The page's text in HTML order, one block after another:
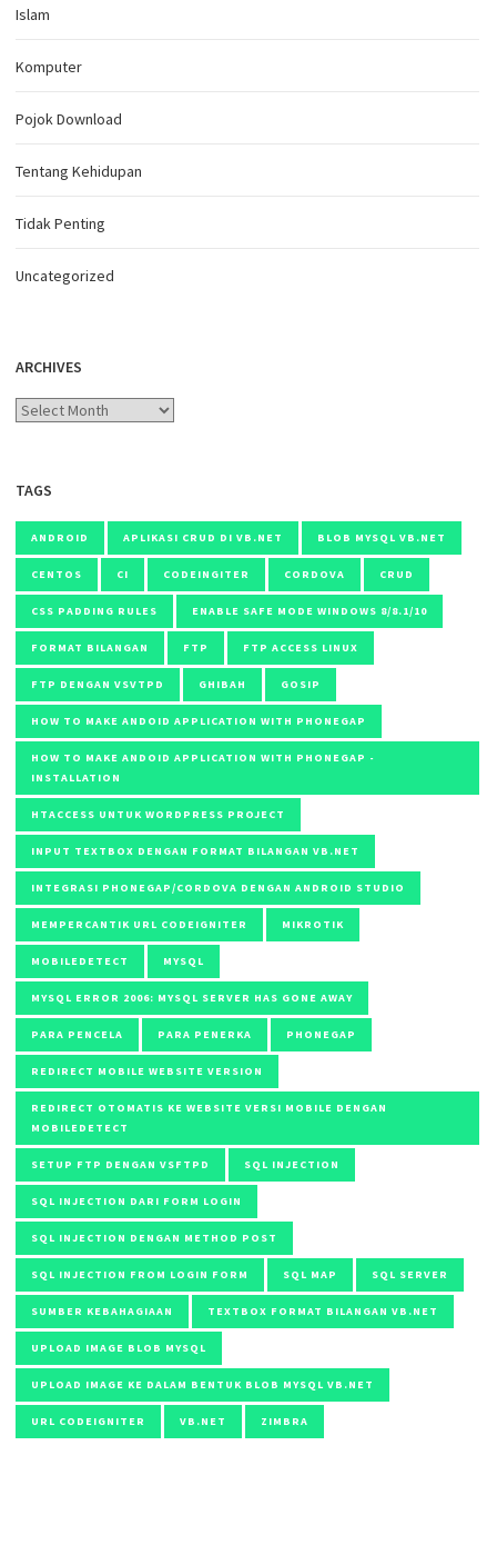
Islam
Komputer
Pojok Download
Tentang Kehidupan
Tidak Penting
Uncategorized
ARCHIVES
Archives
TAGS
ANDROID APLIKASI CRUD DI VB.NET BLOB MYSQL VB.NET
CENTOS CI CODEINGITER CORDOVA CRUD
CSS PADDING RULES ENABLE SAFE MODE WINDOWS 8/8.1/10
FORMAT BILANGAN FTP FTP ACCESS LINUX
FTP DENGAN VSVTPD GHIBAH GOSIP
HOW TO MAKE ANDOID APPLICATION WITH PHONEGAP
HOW TO MAKE ANDOID APPLICATION WITH PHONEGAP -
INSTALLATION
HTACCESS UNTUK WORDPRESS PROJECT
INPUT TEXTBOX DENGAN FORMAT BILANGAN VB.NET
INTEGRASI PHONEGAP/CORDOVA DENGAN ANDROID STUDIO
MEMPERCANTIK URL CODEIGNITER MIKROTIK
MOBILEDETECT MYSQL
MYSQL ERROR 2006: MYSQL SERVER HAS GONE AWAY
PARA PENCELA PARA PENERKA PHONEGAP
REDIRECT MOBILE WEBSITE VERSION
REDIRECT OTOMATIS KE WEBSITE VERSI MOBILE DENGAN
MOBILEDETECT
SETUP FTP DENGAN VSFTPD SQL INJECTION
SQL INJECTION DARI FORM LOGIN
SQL INJECTION DENGAN METHOD POST
SQL INJECTION FROM LOGIN FORM SQL MAP SQL SERVER
SUMBER KEBAHAGIAAN TEXTBOX FORMAT BILANGAN VB.NET
UPLOAD IMAGE BLOB MYSQL
UPLOAD IMAGE KE DALAM BENTUK BLOB MYSQL VB.NET
URL CODEIGNITER VB.NET ZIMBRA